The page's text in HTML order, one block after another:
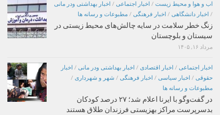
اب و هوا و محیط زیست / اخبار اجتماعی / اخبار بهداشتی ودر مانی
/ اخبار دانشگاهی / اخبار فرهنگی / مطبوعات و رسانه ها
زنگ خطر سلامت در سایه چالش‌های محیط زیستی در
سیستان و بلوچستان
مرداد ۱۶, ۱۴۰۵
اخبار اجتماعی / اخبار اقتصادی / اخبار بهداشتی ودر مانی / اخبار
حقوقی / اخبار سیاسی / اخبار فرهنگی / شهر و شهرداری /
مطبوعات و رسانه ها
در گفت‌وگو با ایرنا اعلام شد؛ ۲۷ درصد کودکان
بدسرپرست مراکز بهزیستی فرزندان طلاق هستند